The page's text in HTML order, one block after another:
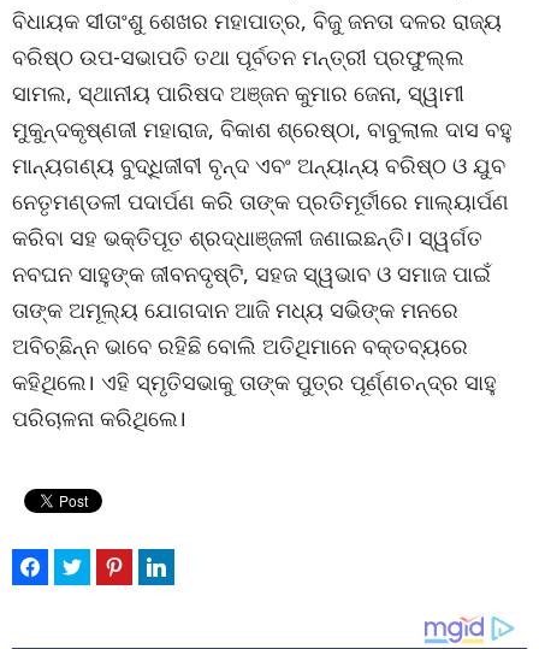
ବିଧାୟକ ସୀତାଂଶୁ ଶେଖର ମହାପାତ୍ର, ବିଜୁ ଜନତା ଦଳର ରାଜ୍ୟ
ବରିଷ୍ଠ ଉପ-ସଭାପତି ତଥା ପୂର୍ବତନ ମନ୍ତ୍ରୀ ପ୍ରଫୁଲ୍ଲ
ସାମଲ, ସ୍ଥାନୀୟ ପାରିଷଦ ଅଞ୍ଜନ କୁମାର ଜେନା, ସ୍ୱାମୀ
ମୁକୁନ୍ଦକୃଷ୍ଣଜୀ ମହାରାଜ, ବିକାଶ ଶ୍ରେଷ୍ଠା, ବାବୁଲାଲ ଦାସ ବହୁ
ମାନ୍ୟଗଣ୍ୟ ବୁଦ୍ଧିଜୀବୀ ବୃନ୍ଦ ଏବଂ ଅନ୍ୟାନ୍ୟ ବରିଷ୍ଠ ଓ ଯୁବ
ନେତୃମଣ୍ଡଳୀ ପଦାର୍ପଣ କରି ତାଙ୍କ ପ୍ରତିମୂର୍ତୀରେ ମାଲ୍ୟାର୍ପଣ
କରିବା ସହ ଭକ୍ତିପୂତ ଶ୍ରଦ୍ଧାଞ୍ଜଳୀ ଜଣାଇଛନ୍ତି। ସ୍ୱର୍ଗତ
ନବଘନ ସାହୁଙ୍କ ଜୀବନଦୃଷ୍ଟି, ସହଜ ସ୍ୱଭାବ ଓ ସମାଜ ପାଇଁ
ତାଙ୍କ ଅମୂଲ୍ୟ ଯୋଗଦାନ ଆଜି ମଧ୍ୟ ସଭିଙ୍କ ମନରେ
ଅବିଚ୍ଛିନ୍ନ ଭାବେ ରହିଛି ବୋଲି ଅତିଥିମାନେ ବକ୍ତବ୍ୟରେ
କହିଥିଲେ। ଏହି ସ୍ମୃତିସଭାକୁ ତାଙ୍କ ପୁତ୍ର ପୂର୍ଣ୍ଣଚନ୍ଦ୍ର ସାହୁ
ପରିଚାଳନା କରିଥିଲେ।